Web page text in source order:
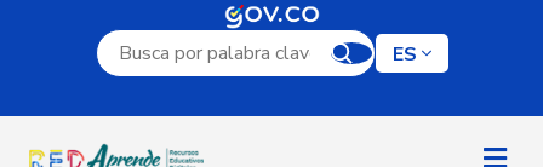
Campo de búsqueda por palabra clave
ES